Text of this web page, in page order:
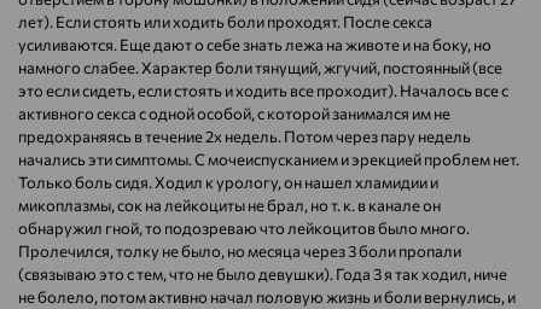
лет). Если стоять или ходить боли проходят. После секса
усиливаются. Еще дают о себе знать лежа на животе и на боку, но
намного слабее. Характер боли тянущий, жгучий, постоянный (все
это если сидеть, если стоять и ходить все проходит). Началось все с
активного секса с одной особой, с которой занимался им не
предохраняясь в течение 2х недель. Потом через пару недель
начались эти симптомы. С мочеиспусканием и эрекцией проблем нет.
Только боль сидя. Ходил к урологу, он нашел хламидии и
микоплазмы, сок на лейкоциты не брал, но т. к. в канале он
обнаружил гной, то подозреваю что лейкоцитов было много.
Пролечился, толку не было, но месяца через 3 боли пропали
(связываю это с тем, что не было девушки). Года 3 я так ходил, ниче
не болело, потом активно начал половую жизнь и боли вернулись, и